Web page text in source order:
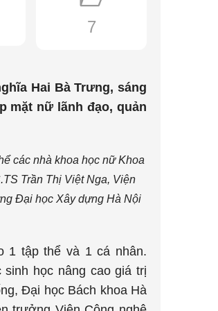
7
Hai Bà Trưng, sáng
mặt nữ lãnh đạo, quản
các nhà khoa học nữ Khoa
Trần Thị Việt Nga, Viện
Đại học Xây dựng Hà Nội
1 tập thể và 1 cá nhân.
học nâng cao giá trị
Đại học Bách khoa Hà